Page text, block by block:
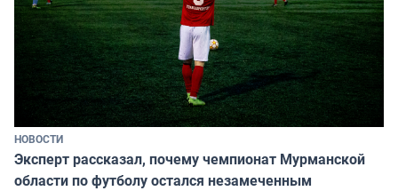
НОВОСТИ
Эксперт рассказал, почему чемпионат Мурманской
области по футболу остался незамеченным